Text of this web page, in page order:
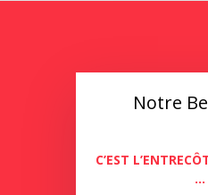
Notre
C’EST
…